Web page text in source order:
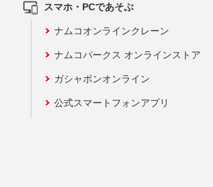
スマホ・PCであそぶ
ナムコオンラインクレーン
ナムコパークス オンラインストア
ガシャポンオンライン
公式スマートフォンアプリ